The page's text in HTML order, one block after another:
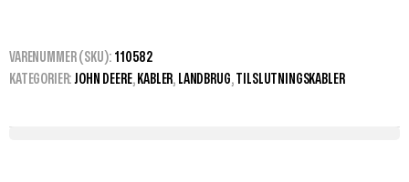
VARENUMMER (SKU): 110582
KATEGORIER:JOHN DEERE, KABLER, LANDBRUG,TILSLUTNINGSKABLER